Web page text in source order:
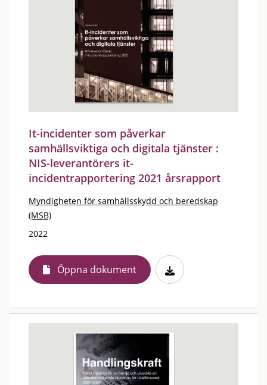
It-incidenter som påverkar
samhällsviktiga och digitala tjänster :
NIS-leverantörers it-
incidentrapportering 2021 årsrapport
Myndigheten för samhällsskydd och beredskap
(MSB)
2022
Öppna dokument